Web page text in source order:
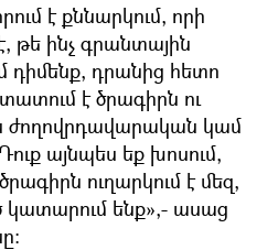
է քննարկում, որի
է, թե ինչ գրանտային
դիմենք, դրանից հետո
է ծրագիրն ու
ժողովրդավարական կամ
այնպես եք խոսում,
ուղարկում է մեզ,
ենք»,- ասաց